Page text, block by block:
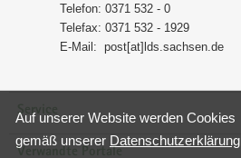
Te­le­fon: 0371 532 - 0
Te­le­fax: 0371 532 - 1929
E-​Mail: post[at]lds.sach­sen.de
Service
Verwandte Portale
Auf un­se­rer Web­site wer­den Coo­kies
gemäß un­se­rer Da­ten­schutz­er­klä­rung